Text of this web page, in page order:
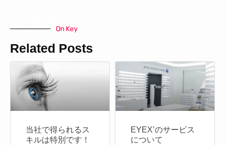
On Key
Related Posts
当社で得られるス
キルは特別です！
EYEX’のサービス
について